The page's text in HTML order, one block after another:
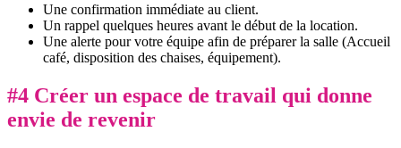
Une confirmation immédiate au client.
Un rappel quelques heures avant le début de la location.
Une alerte pour votre équipe afin de préparer la salle (Accueil
café, disposition des chaises, équipement).
#4 Créer un espace de travail qui donne
envie de revenir